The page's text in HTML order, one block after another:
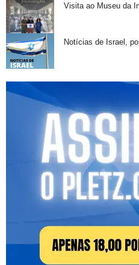
Visita ao Museu da
Notícias de Israel,